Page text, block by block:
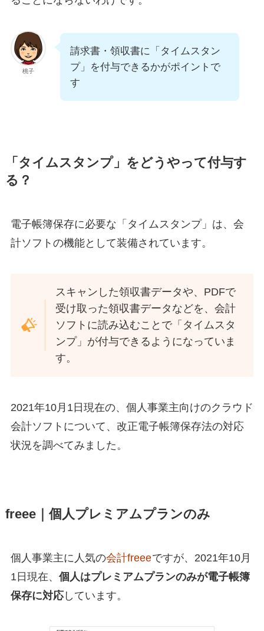
桃子
請求書・領収書に「タイムスタン
プ」を付与できるかがポイントで
す
「タイムスタンプ」をどうやって付与す
る？
電子帳簿保存に必要な「タイムスタンプ」は、会
計ソフトの機能として装備されています。
スキャンした領収書データや、PDFで
受け取った領収書データなどを、会計
ソフトに読み込むことで「タイムスタ
ンプ」が付与できるようになっていま
す。
2021年10月1日現在の、個人事業主向けのクラウド
会計ソフトについて、改正電子帳簿保存法の対応
状況を調べてみました。
freee｜個人プレミアムプランのみ
個人事業主に人気の会計freeeですが、2021年10月
1日現在、 個人はプレミアムプランのみが電子帳簿
保存に対応しています。